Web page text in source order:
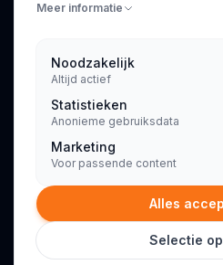
INFORMATIE
Algemene voorwaarden
Privacyverklaring
© 2026 Consultant.nl. Alle
Meer informatie
Noodzakelijk
Altijd actief
Statistieken
Anonieme gebruiksdata
Marketing
Voor passende content
Alles
Selectie